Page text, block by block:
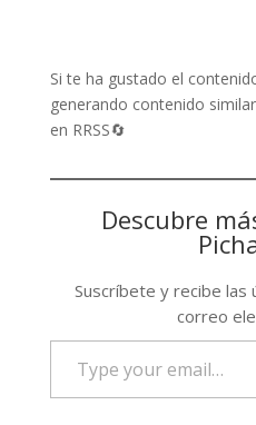
Si te ha gustado el
generando contenido
en RRSS🔄
Descubre
Suscríbete y recibe las
correo
email…